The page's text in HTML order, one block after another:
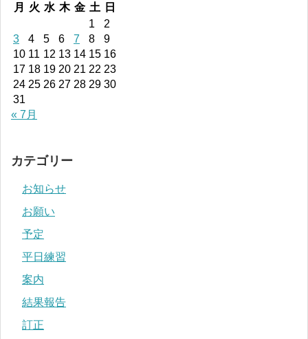
月
火 水 木 金 土
日
1
2
3
4 5 6 7 8
9
10 11 12 13 14 15 16
17 18 19 20 21 22 23
24 25 26 27 28 29 30
31
« 7月
カテゴリー
お知らせ
お願い
予定
平日練習
案内
結果報告
訂正